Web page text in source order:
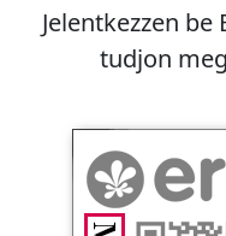
Jelentkezzen
tudjon